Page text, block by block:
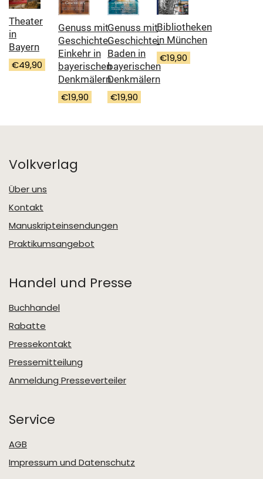
Theater
in
Bayern
€49,90
Genuss mit
Geschichte.
Einkehr in
bayerischen
Denkmälern.
€19,90
Genuss mit
Geschichte.
Baden in
bayerischen
Denkmälern
€19,90
Bibliotheken
in München
€19,90
Volkverlag
Über uns
Kontakt
Manuskripteinsendungen
Praktikumsangebot
Handel und Presse
Buchhandel
Rabatte
Pressekontakt
Pressemitteilung
Anmeldung Presseverteiler
Service
AGB
Impressum und Datenschutz